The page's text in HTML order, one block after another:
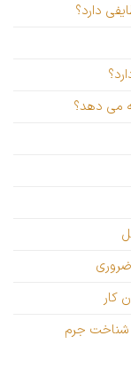
دارد؟
می دهد؟
کار
شناخت جرم